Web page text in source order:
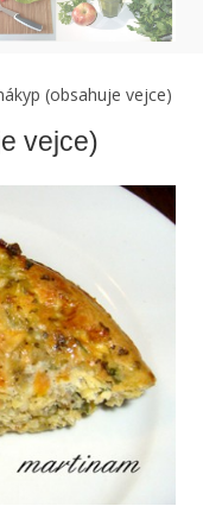
(obsahuje vejce)
vejce)